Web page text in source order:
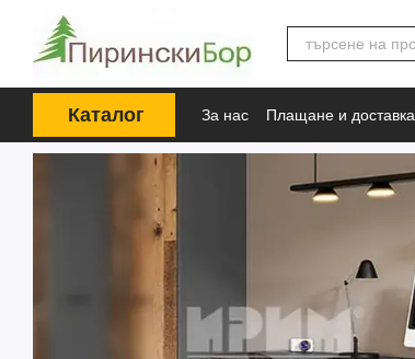
Премини към основното съдържание
Каталог За нас Плащане и доставка